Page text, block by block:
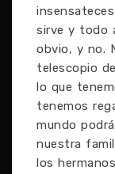
sirve y todo
obvio, y no.
telescopio
lo que
tenemos
mundo
nuestra
los